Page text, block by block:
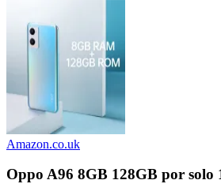
Amazon.co.uk
Oppo A96 8GB 128GB por solo